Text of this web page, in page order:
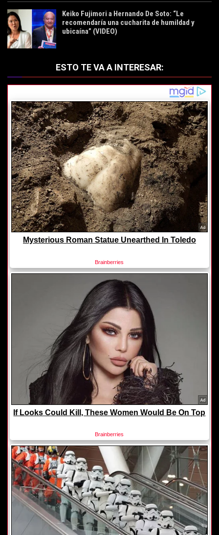
Keiko Fujimori a Hernando De Soto: “Le
recomendaría una cucharita de humildad y
ubicaína” (VIDEO)
ESTO TE VA A INTERESAR: